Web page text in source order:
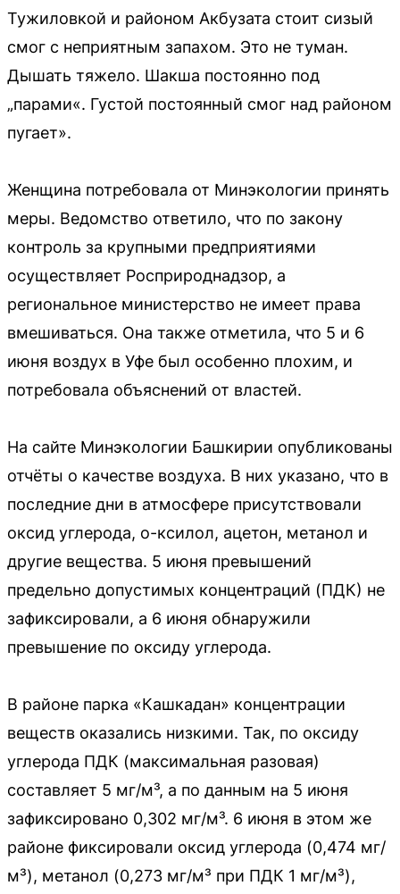
Тужиловкой и районом Акбузата стоит сизый
смог с неприятным запахом. Это не туман.
Дышать тяжело. Шакша постоянно под
„парами«. Густой постоянный смог над районом
пугает».
Женщина потребовала от Минэкологии принять
меры. Ведомство ответило, что по закону
контроль за крупными предприятиями
осуществляет Росприроднадзор, а
региональное министерство не имеет права
вмешиваться. Она также отметила, что 5 и 6
июня воздух в Уфе был особенно плохим, и
потребовала объяснений от властей.
На сайте Минэкологии Башкирии опубликованы
отчёты о качестве воздуха. В них указано, что в
последние дни в атмосфере присутствовали
оксид углерода, о-ксилол, ацетон, метанол и
другие вещества. 5 июня превышений
предельно допустимых концентраций (ПДК) не
зафиксировали, а 6 июня обнаружили
превышение по оксиду углерода.
В районе парка «Кашкадан» концентрации
веществ оказались низкими. Так, по оксиду
углерода ПДК (максимальная разовая)
составляет 5 мг/м³, а по данным на 5 июня
зафиксировано 0,302 мг/м³. 6 июня в этом же
районе фиксировали оксид углерода (0,474 мг/
м³), метанол (0,273 мг/м³ при ПДК 1 мг/м³),